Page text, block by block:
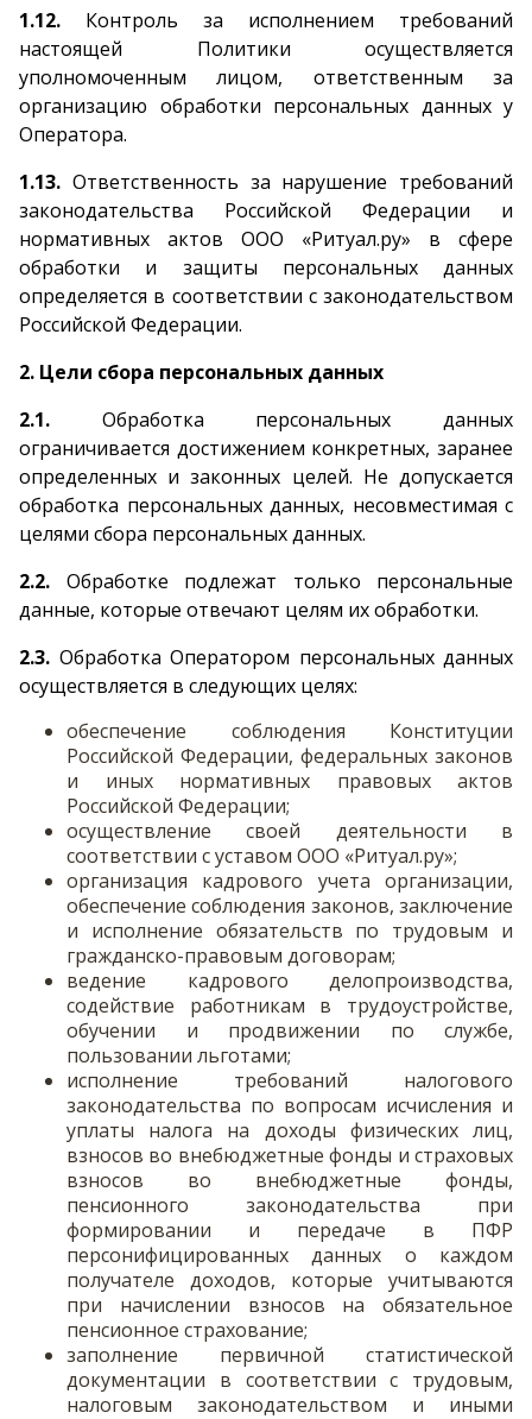
1.12. Контроль за исполнением требований
настоящей Политики осуществляется
уполномоченным лицом, ответственным за
организацию обработки персональных данных у
Оператора.
1.13. Ответственность за нарушение требований
законодательства Российской Федерации и
нормативных актов ООО «Ритуал.ру» в сфере
обработки и защиты персональных данных
определяется в соответствии с законодательством
Российской Федерации.
2. Цели сбора персональных данных
2.1. Обработка персональных данных
ограничивается достижением конкретных, заранее
определенных и законных целей. Не допускается
обработка персональных данных, несовместимая с
целями сбора персональных данных.
2.2. Обработке подлежат только персональные
данные, которые отвечают целям их обработки.
2.3. Обработка Оператором персональных данных
осуществляется в следующих целях:
обеспечение соблюдения Конституции
Российской Федерации, федеральных законов
и иных нормативных правовых актов
Российской Федерации;
осуществление своей деятельности в
соответствии с уставом ООО «Ритуал.ру»;
организация кадрового учета организации,
обеспечение соблюдения законов, заключение
и исполнение обязательств по трудовым и
гражданско-правовым договорам;
ведение кадрового делопроизводства,
содействие работникам в трудоустройстве,
обучении и продвижении по службе,
пользовании льготами;
исполнение требований налогового
законодательства по вопросам исчисления и
уплаты налога на доходы физических лиц,
взносов во внебюджетные фонды и страховых
взносов во внебюджетные фонды,
пенсионного законодательства при
формировании и передаче в ПФР
персонифицированных данных о каждом
получателе доходов, которые учитываются
при начислении взносов на обязательное
пенсионное страхование;
заполнение первичной статистической
документации в соответствии с трудовым,
налоговым законодательством и иными